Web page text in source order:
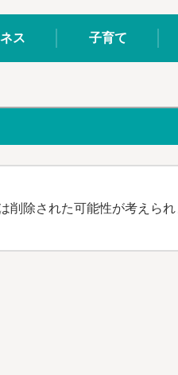
ス 子育て
除された可能性が考えられ